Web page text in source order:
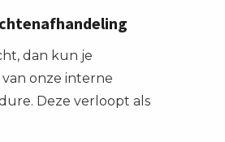
dan kun je
onze interne
Deze verloopt als